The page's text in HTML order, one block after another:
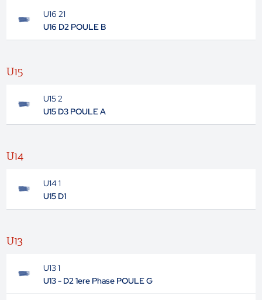
U16 21
U16 D2 POULE B
U15
U15 2
U15 D3 POULE A
U14
U14 1
U15 D1
U13
U13 1
U13 - D2 1ere Phase POULE G